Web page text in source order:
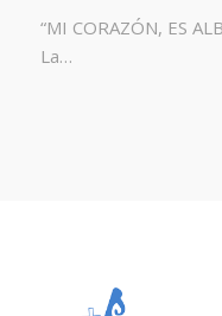
“MI CORAZÓN, ES
La…